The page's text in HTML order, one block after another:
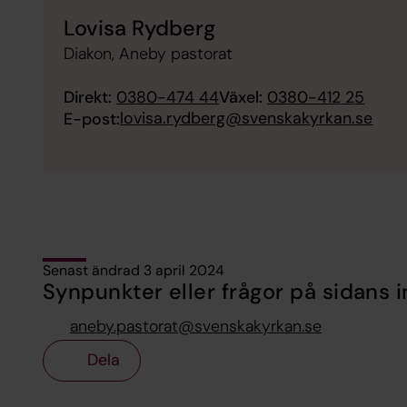
Lovisa Rydberg
Diakon, Aneby pastorat
Direkt: 0380-474 44Växel: 0380-412 25
E-post:lovisa.rydberg@svenskakyrkan.se
Senast ändrad 3 april 2024
Synpunkter eller frågor på sidans
aneby.pastorat@svenskakyrkan.se
Dela